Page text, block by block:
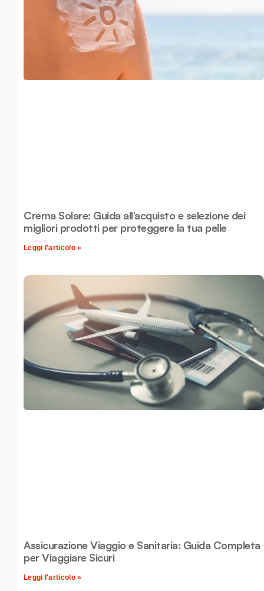
Crema Solare: Guida all’acquisto e selezione dei
migliori prodotti per proteggere la tua pelle
Leggi l'articolo »
Assicurazione Viaggio e Sanitaria: Guida Completa
per Viaggiare Sicuri
Leggi l'articolo »